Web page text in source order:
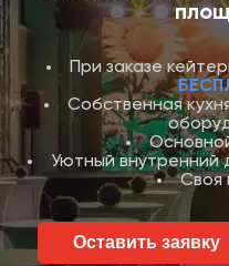
При заказе
Собственная
Уютный внутренний
Своя
Оставить заявку